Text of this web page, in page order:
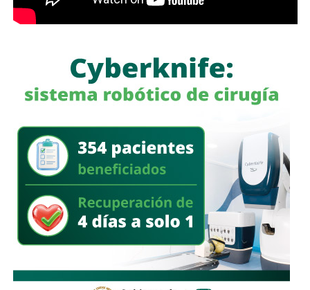
La apuesta salió mal.
mayoría reclutas de 18 y 19 años
, muchos de provincias
tropicales del norte argentino, sin entrenamiento para el
frío ni equipamiento suficiente
. Llegaron al invierno con
ropa inadecuada, mal alimentados, a veces abandonados
los reclutas se congelaban en trincheras.
Frente a ellos,un ejército profesional que recorrió
13,000 kilómetrospara recuperar unas islas donde vivían
menos de dos mil personas.
El 2 de mayo de 1982,el submarino británico HMS
Conqueror hundió al crucero ARA General Belgrano
cuando navegaba fuera de la zona de exclusión declarada
por Gran Bretaña.Murieron 323 marinos argentinos. Fue